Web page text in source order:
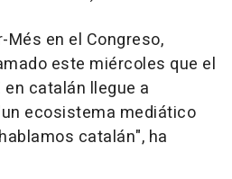
Més en el Congreso,
este miércoles que el
en catalán llegue a
ecosistema mediático
catalán", ha